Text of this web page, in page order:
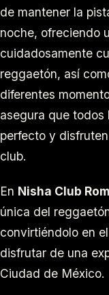
de mantener la
noche, ofreciendo
cuidadosamente
reggaetón, así
diferentes
asegura que todos
perfecto y
club.
En Nisha Club
única del
convirtiéndolo en
disfrutar de una
Ciudad de México.